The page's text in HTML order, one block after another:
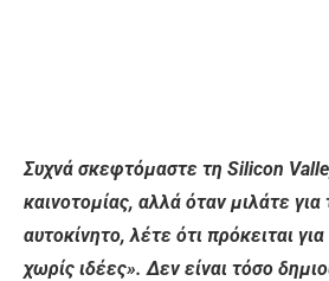
Συχνά σκεφτόμαστε τη Silicon
καινοτομίας, αλλά όταν μιλάτε
αυτοκίνητο, λέτε ότι πρόκειται
χωρίς ιδέες». Δεν είναι τόσο